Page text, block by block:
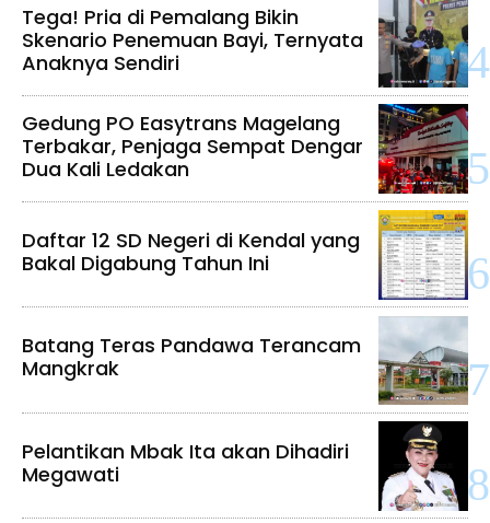
Tega! Pria di Pemalang Bikin
Skenario Penemuan Bayi, Ternyata
Anaknya Sendiri
Gedung PO Easytrans Magelang
Terbakar, Penjaga Sempat Dengar
Dua Kali Ledakan
Daftar 12 SD Negeri di Kendal yang
Bakal Digabung Tahun Ini
Batang Teras Pandawa Terancam
Mangkrak
Pelantikan Mbak Ita akan Dihadiri
Megawati